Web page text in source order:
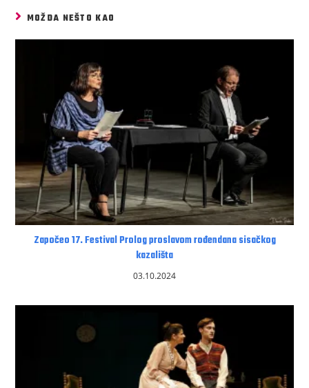
MOŽDA NEŠTO KAO
Započeo 17. Festival Prolog proslavom rođendana sisačkog
kazališta
03.10.2024